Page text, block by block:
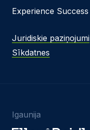
Experience Success
Juridiskie paziņojumi
Sīkdatnes
Igaunija